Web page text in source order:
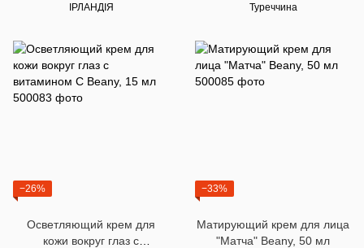
ІРЛАНДІЯ
Туреччина
−26%
Осветляющий крем для
кожи вокруг глаз с
−33%
Матирующий крем для лица
"Матча" Beany, 50 мл